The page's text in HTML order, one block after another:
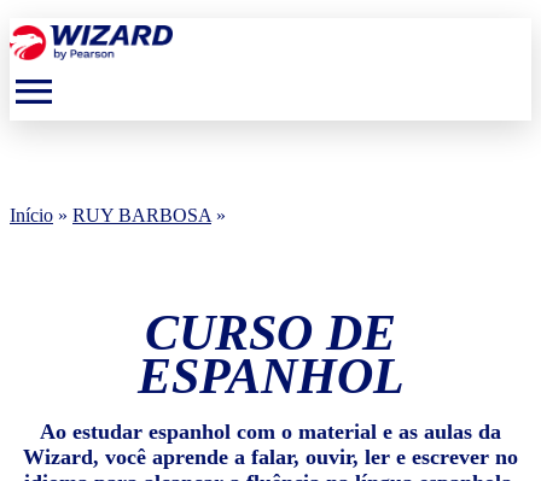
menu
Início » RUY BARBOSA »
CURSO DE
ESPANHOL
Ao estudar espanhol com o material e as aulas da
Wizard, você aprende a falar, ouvir, ler e escrever no